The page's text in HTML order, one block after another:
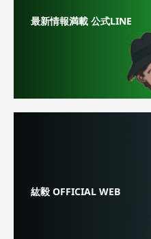
最新情報満載 公式LINE
紘毅 OFFICIAL WEB